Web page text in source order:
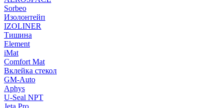
Sorbeo
Изолонтейп
IZOLINER
Тишина
Element
iMat
Comfort Mat
Вклейка стекол
GM-Auto
Aphys
U-Seal NPT
Jeta Pro